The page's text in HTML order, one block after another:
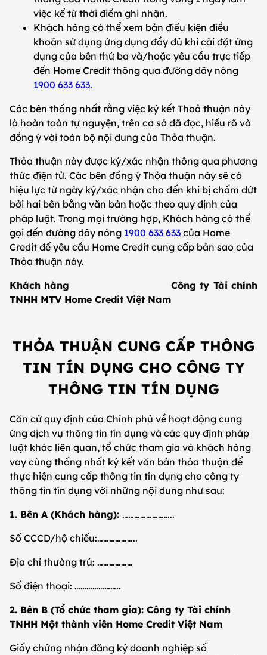
việc kể từ thời điểm ghi nhận.
Khách hàng có thể xem bản điều kiện điều
khoản sử dụng ứng dụng đầy đủ khi cài đặt ứng
dụng của bên thứ ba và/hoặc yêu cầu trực tiếp
đến Home Credit thông qua đường dây nóng
1900 633 633.
Các bên thống nhất rằng việc ký kết Thoả thuận này
là hoàn toàn tự nguyện, trên cơ sở đã đọc, hiểu rõ và
đồng ý với toàn bộ nội dung của Thỏa thuận.
Thỏa thuận này được ký/xác nhận thông qua phương
thức điện tử. Các bên đồng ý Thỏa thuận này sẽ có
hiệu lực từ ngày ký/xác nhận cho đến khi bị chấm dứt
bởi hai bên bằng văn bản hoặc theo quy định của
pháp luật. Trong mọi trường hợp, Khách hàng có thể
gọi đến đường dây nóng 1900 633 633 của Home
Credit để yêu cầu Home Credit cung cấp bản sao của
Thỏa thuận này.
Khách hàng
Công ty Tài chính
TNHH MTV Home Credit Việt Nam
THỎA THUẬN CUNG CẤP THÔNG
TIN TÍN DỤNG CHO CÔNG TY
THÔNG TIN TÍN DỤNG
Căn cứ quy định của Chính phủ về hoạt động cung
ứng dịch vụ thông tin tín dụng và các quy định pháp
luật khác liên quan, tổ chức tham gia và khách hàng
vay cùng thống nhất ký kết văn bản thỏa thuận để
thực hiện cung cấp thông tin tín dụng cho công ty
thông tin tín dụng với những nội dung như sau:
1. Bên A (Khách hàng): ……………………..
Số CCCD/hộ chiếu:………………..
Địa chỉ thường trú: ………………
Số điện thoại: …………………..
2. Bên B (Tổ chức tham gia): Công ty Tài chính
TNHH Một thành viên Home Credit Việt Nam
Giấy chứng nhận đăng ký doanh nghiệp số